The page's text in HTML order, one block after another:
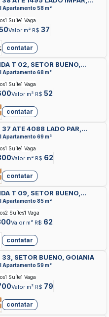
BUENO, GOIANIA
Apartamento 58 m²
Valor m² R$ 37
1 Suíte1 Vaga
contatar
T 02, SETOR BUENO,
Apartamento 68 m²
Valor m² R$ 52
1 Suíte1 Vaga
contatar
37 ATE 4088 LADO PAR,
BUENO, GOIANIA
Apartamento 69 m²
Valor m² R$ 62
1 Suíte1 Vaga
contatar
T 09, SETOR BUENO,
Apartamento 85 m²
Valor m² R$ 62
2 Suítes1 Vaga
contatar
33, SETOR BUENO, GOIANIA
Apartamento 59 m²
Valor m² R$ 79
1 Suíte1 Vaga
contatar